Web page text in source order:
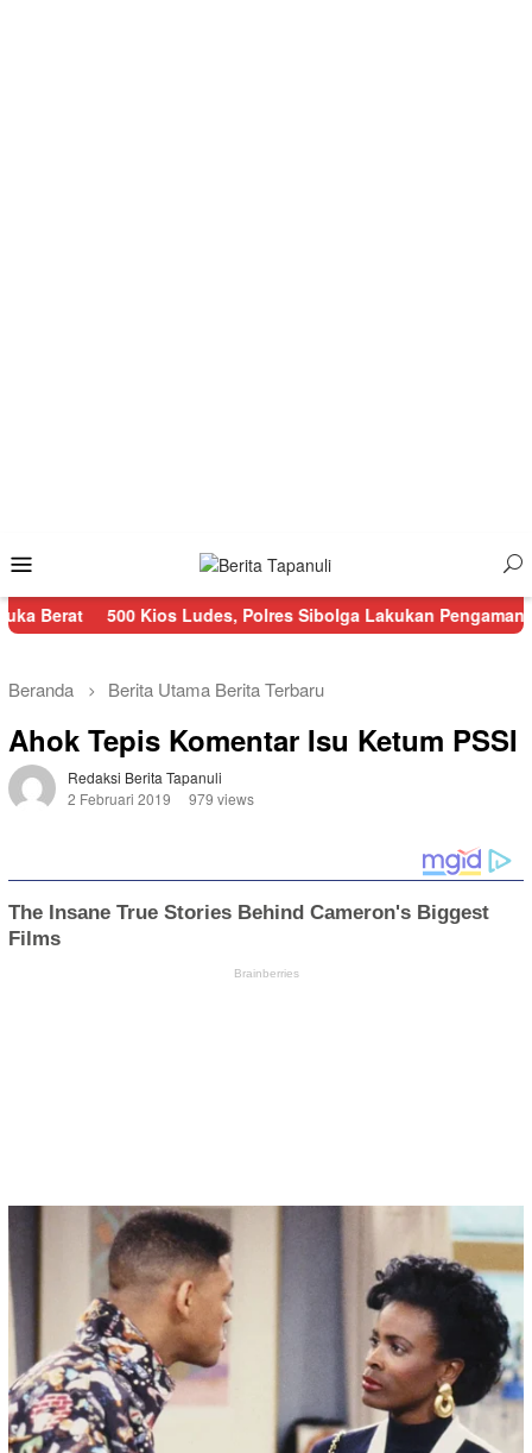
Mobile
500 Kios Ludes, Polres Sibolga Lakukan Pengamanan
Beranda Berita Utama Berita Terbaru
Ahok Tepis Komentar Isu Ketum PSSI
Redaksi Berita Tapanuli
2 Februari 2019
979 views